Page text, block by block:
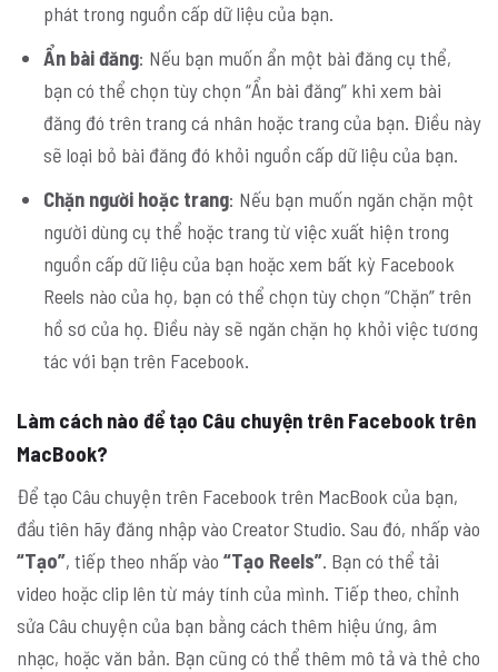
phát trong nguồn cấp dữ liệu của bạn.
Ẩn bài đăng: Nếu bạn muốn ẩn một bài đăng cụ thể,
bạn có thể chọn tùy chọn “Ẩn bài đăng” khi xem bài
đăng đó trên trang cá nhân hoặc trang của bạn. Điều này
sẽ loại bỏ bài đăng đó khỏi nguồn cấp dữ liệu của bạn.
Chặn người hoặc trang: Nếu bạn muốn ngăn chặn một
người dùng cụ thể hoặc trang từ việc xuất hiện trong
nguồn cấp dữ liệu của bạn hoặc xem bất kỳ Facebook
Reels nào của họ, bạn có thể chọn tùy chọn “Chặn” trên
hồ sơ của họ. Điều này sẽ ngăn chặn họ khỏi việc tương
tác với bạn trên Facebook.
Làm cách nào để tạo Câu chuyện trên Facebook trên
MacBook?
Để tạo Câu chuyện trên Facebook trên MacBook của bạn,
đầu tiên hãy đăng nhập vào Creator Studio. Sau đó, nhấp vào
“Tạo”, tiếp theo nhấp vào “Tạo Reels”. Bạn có thể tải
video hoặc clip lên từ máy tính của mình. Tiếp theo, chỉnh
sửa Câu chuyện của bạn bằng cách thêm hiệu ứng, âm
nhạc, hoặc văn bản. Bạn cũng có thể thêm mô tả và thẻ cho